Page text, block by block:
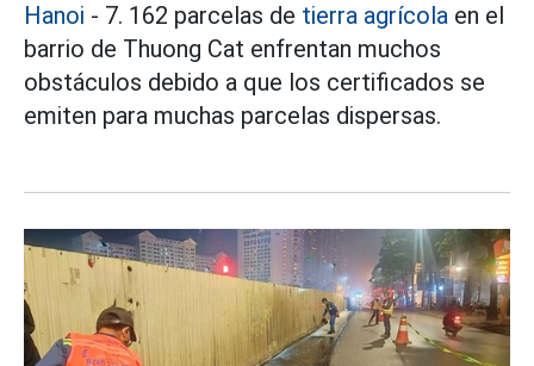
Hanoi - 7. 162 parcelas de tierra agrícola en el
barrio de Thuong Cat enfrentan muchos
obstáculos debido a que los certificados se
emiten para muchas parcelas dispersas.